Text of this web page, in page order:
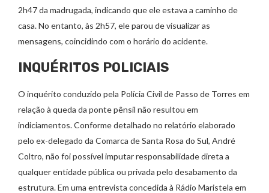
2h47 da madrugada, indicando que ele estava a caminho de
casa. No entanto, às 2h57, ele parou de visualizar as
mensagens, coincidindo com o horário do acidente.
INQUÉRITOS POLICIAIS
O inquérito conduzido pela Polícia Civil de Passo de Torres em
relação à queda da ponte pênsil não resultou em
indiciamentos. Conforme detalhado no relatório elaborado
pelo ex-delegado da Comarca de Santa Rosa do Sul, André
Coltro, não foi possível imputar responsabilidade direta a
qualquer entidade pública ou privada pelo desabamento da
estrutura. Em uma entrevista concedida à Rádio Maristela em